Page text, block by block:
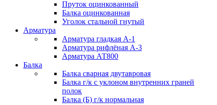
Пруток оцинкованный
Балка оцинкованная
Уголок стальной гнутый
Арматура
Арматура гладкая А-1
Арматура рифлёная А-3
Арматура АТ800
Балка
Балка сварная двутавровая
Балка г/к с уклоном внутренних граней
полок
Балка (Б) г/к нормальная